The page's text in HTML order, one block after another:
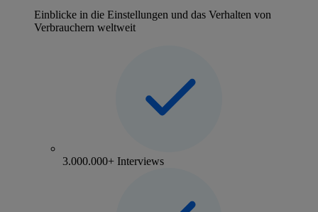
Einblicke in die Einstellungen und das Verhalten von
Verbrauchern weltweit
3.000.000+ Interviews